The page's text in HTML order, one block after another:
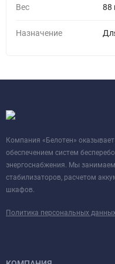
Вес 88
Назначение
Компания «Белотен»
обеспечением систем
энергоснабжения. Мы
стабилизаторов, расчетом
шкафов.
Политика персональных